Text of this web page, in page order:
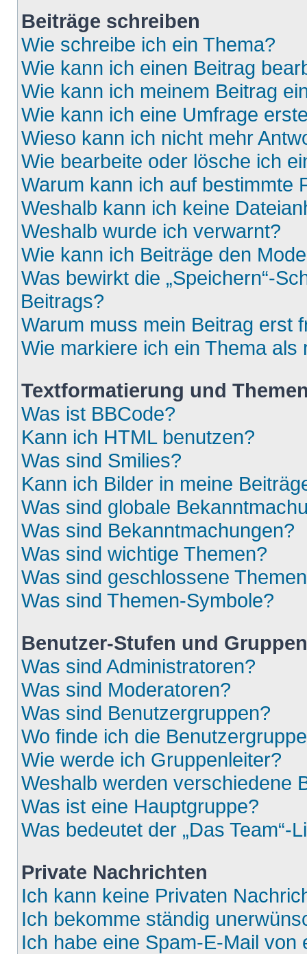
Beiträge schreiben
Wie schreibe ich ein Thema?
Wie kann ich einen Beitrag
Wie kann ich meinem Beitrag
Wie kann ich eine Umfrage
Wieso kann ich nicht mehr
Wie bearbeite oder lösche ich
Warum kann ich auf bestimmte
Weshalb kann ich keine
Weshalb wurde ich verwarnt?
Wie kann ich Beiträge den
Was bewirkt die „Speichern“-
Beitrags?
Warum muss mein Beitrag erst
Wie markiere ich ein Thema als
Textformatierung und
Was ist BBCode?
Kann ich HTML benutzen?
Was sind Smilies?
Kann ich Bilder in meine
Was sind globale
Was sind Bekanntmachungen?
Was sind wichtige Themen?
Was sind geschlossene
Was sind Themen-Symbole?
Benutzer-Stufen und Gruppen
Was sind Administratoren?
Was sind Moderatoren?
Was sind Benutzergruppen?
Wo finde ich die
Wie werde ich Gruppenleiter?
Weshalb werden verschiedene
Was ist eine Hauptgruppe?
Was bedeutet der „Das Team“-
Private Nachrichten
Ich kann keine Privaten
Ich bekomme ständig
Ich habe eine Spam-E-Mail